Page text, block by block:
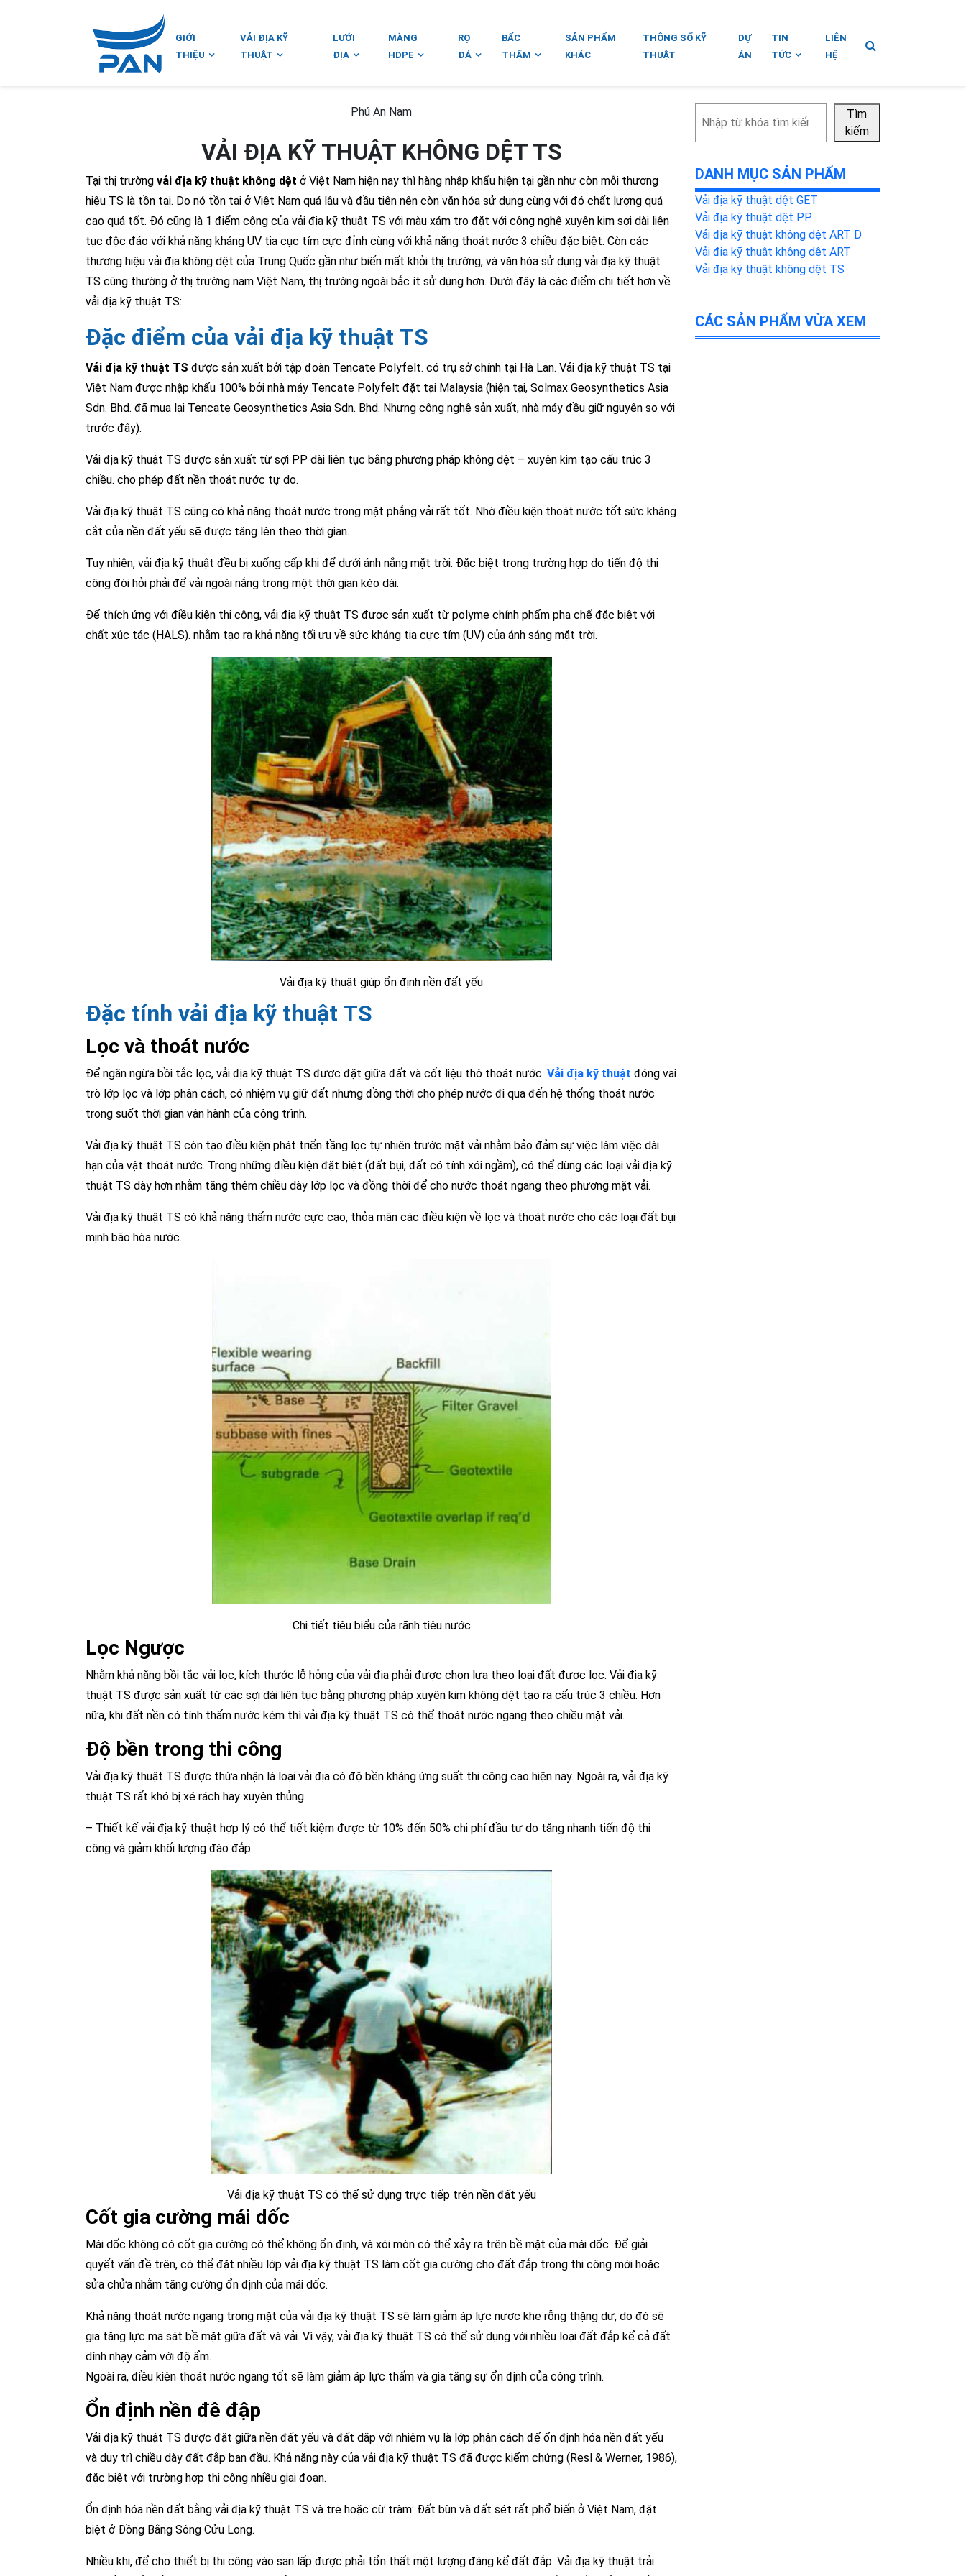
GIỚI
THIỆU
VẢI ĐỊA KỸ
THUẬT
LƯỚI
ĐỊA
MÀNG
HDPE
RỌ
ĐÁ
BẤC
THẤM
SẢN PHẨM
KHÁC
THÔNG SỐ KỸ
THUẬT
DỰ
ÁN
TIN
TỨC
LIÊN
HỆ
Phú An Nam
VẢI ĐỊA KỸ THUẬT KHÔNG DỆT TS
Tại thị trường vải địa kỹ thuật không dệt ở Việt Nam hiện nay thì hàng nhập khẩu hiện tại gần như còn mỗi thương
hiệu TS là tồn tại. Do nó tồn tại ở Việt Nam quá lâu và đầu tiên nên còn văn hóa sử dụng cùng với đó chất lượng quá
cao quá tốt. Đó cũng là 1 điểm cộng của vải địa kỹ thuật TS với màu xám tro đặt với công nghệ xuyên kim sợi dài liên
tục độc đáo với khả năng kháng UV tia cục tím cực đỉnh cùng với khả năng thoát nước 3 chiều đặc biệt. Còn các
thương hiệu vải địa không dệt của Trung Quốc gần như biến mất khỏi thị trường, và văn hóa sử dụng vải địa kỹ thuật
TS cũng thường ở thị trường nam Việt Nam, thị trường ngoài bắc ít sử dụng hơn. Dưới đây là các điểm chi tiết hơn về
vải địa kỹ thuật TS:
Đặc điểm của vải địa kỹ thuật TS
Vải địa kỹ thuật TS được sản xuất bởi tập đoàn Tencate Polyfelt. có trụ sở chính tại Hà Lan. Vải địa kỹ thuật TS tại
Việt Nam được nhập khẩu 100% bởi nhà máy Tencate Polyfelt đặt tại Malaysia (hiện tại, Solmax Geosynthetics Asia
Sdn. Bhd. đã mua lại Tencate Geosynthetics Asia Sdn. Bhd. Nhưng công nghệ sản xuất, nhà máy đều giữ nguyên so với
trước đây).
Vải địa kỹ thuật TS được sản xuất từ sợi PP dài liên tục bằng phương pháp không dệt – xuyên kim tạo cấu trúc 3
chiều. cho phép đất nền thoát nước tự do.
Vải địa kỹ thuật TS cũng có khả năng thoát nước trong mặt phẳng vải rất tốt. Nhờ điều kiện thoát nước tốt sức kháng
cắt của nền đất yếu sẽ được tăng lên theo thời gian.
Tuy nhiên, vải địa kỹ thuật đều bị xuống cấp khi để dưới ánh nắng mặt trời. Đặc biệt trong trường hợp do tiến độ thi
công đòi hỏi phải để vải ngoài nắng trong một thời gian kéo dài.
Để thích ứng với điều kiện thi công, vải địa kỹ thuật TS được sản xuất từ polyme chính phẩm pha chế đặc biệt với
chất xúc tác (HALS). nhằm tạo ra khả năng tối ưu về sức kháng tia cực tím (UV) của ánh sáng mặt trời.
Vải địa kỹ thuật giúp ổn định nền đất yếu
Đặc tính vải địa kỹ thuật TS
Lọc và thoát nước
Để ngăn ngừa bồi tắc lọc, vải địa kỹ thuật TS được đặt giữa đất và cốt liệu thô thoát nước. Vải địa kỹ thuật đóng vai
trò lớp lọc và lớp phân cách, có nhiệm vụ giữ đất nhưng đồng thời cho phép nước đi qua đến hệ thống thoát nước
trong suốt thời gian vận hành của công trình.
Vải địa kỹ thuật TS còn tạo điều kiện phát triển tầng lọc tự nhiên trước mặt vải nhằm bảo đảm sự việc làm việc dài
hạn của vật thoát nước. Trong những điều kiện đặt biệt (đất bụi, đất có tính xói ngầm), có thể dùng các loại vải địa kỹ
thuật TS dày hơn nhằm tăng thêm chiều dày lớp lọc và đồng thời để cho nước thoát ngang theo phương mặt vải.
Vải địa kỹ thuật TS có khả năng thấm nước cực cao, thỏa mãn các điều kiện về lọc và thoát nước cho các loại đất bụi
mịnh bão hòa nước.
Chi tiết tiêu biểu của rãnh tiêu nước
Lọc Ngược
Nhằm khả năng bồi tắc vải lọc, kích thước lỗ hỏng của vải địa phải được chọn lựa theo loại đất được lọc. Vải địa kỹ
thuật TS được sản xuất từ các sợi dài liên tục bằng phương pháp xuyên kim không dệt tạo ra cấu trúc 3 chiều. Hơn
nữa, khi đất nền có tính thấm nước kém thì vải địa kỹ thuật TS có thể thoát nước ngang theo chiều mặt vải.
Độ bền trong thi công
Vải địa kỹ thuật TS được thừa nhận là loại vải địa có độ bền kháng ứng suất thi công cao hiện nay. Ngoài ra, vải địa kỹ
thuật TS rất khó bị xé rách hay xuyên thủng.
– Thiết kế vải địa kỹ thuật hợp lý có thể tiết kiệm được từ 10% đến 50% chi phí đầu tư do tăng nhanh tiến độ thi
công và giảm khối lượng đào đắp.
Vải địa kỹ thuật TS có thể sử dụng trực tiếp trên nền đất yếu
Cốt gia cường mái dốc
Mái dốc không có cốt gia cường có thể không ổn định, và xói mòn có thể xảy ra trên bề mặt của mái dốc. Để giải
quyết vấn đề trên, có thể đặt nhiều lớp vải địa kỹ thuật TS làm cốt gia cường cho đất đắp trong thi công mới hoặc
sửa chửa nhằm tăng cường ổn định của mái dốc.
Khả năng thoát nước ngang trong mặt của vải địa kỹ thuật TS sẽ làm giảm áp lực nươc khe rỗng thặng dư, do đó sẽ
gia tăng lực ma sát bề mặt giữa đất và vải. Vì vậy, vải địa kỹ thuật TS có thể sử dụng với nhiều loại đất đắp kể cả đất
dính nhạy cảm với độ ẩm.
Ngoài ra, điều kiện thoát nước ngang tốt sẽ làm giảm áp lực thấm và gia tăng sự ổn định của công trình.
Ổn định nền đê đập
Vải địa kỹ thuật TS được đặt giữa nền đất yếu và đất dắp với nhiệm vụ là lớp phân cách để ổn định hóa nền đất yếu
và duy trì chiều dày đất đắp ban đầu. Khả năng này của vải địa kỹ thuật TS đã được kiểm chứng (Resl & Werner, 1986),
đặc biệt với trường hợp thi công nhiều giai đoạn.
Ổn định hóa nền đất bằng vải địa kỹ thuật TS và tre hoặc cừ tràm: Đất bùn và đất sét rất phổ biến ở Việt Nam, đặt
biệt ở Đồng Bằng Sông Cửu Long.
Nhiều khi, để cho thiết bị thi công vào san lấp được phải tổn thất một lượng đáng kể đất đắp. Vải địa kỹ thuật trải
kiếm
Tìm
kiếm
DANH MỤC SẢN PHẨM
Vải địa kỹ thuật dệt GET
Vải địa kỹ thuật dệt PP
Vải địa kỹ thuật không dệt ART D
Vải địa kỹ thuật không dệt ART
Vải địa kỹ thuật không dệt TS
CÁC SẢN PHẨM VỪA XEM